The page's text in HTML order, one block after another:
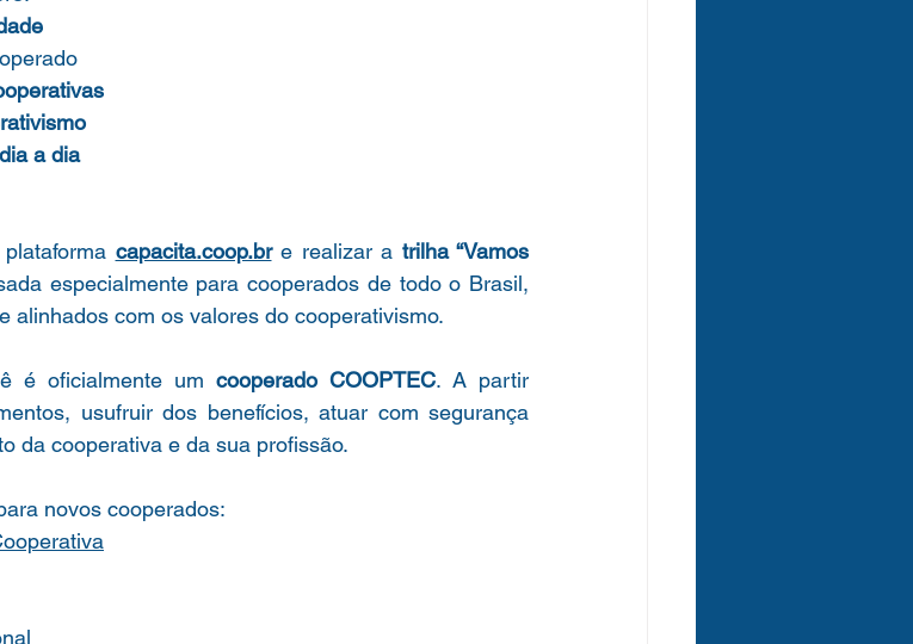
a dia
capacita.coop.br e realizar a trilha “Vamos
especialmente para cooperados de todo o Brasil,
alinhados com os valores do cooperativismo.
é oficialmente um cooperado COOPTEC. A partir
usufruir dos benefícios, atuar com segurança
da cooperativa e da sua profissão.
novos cooperados: